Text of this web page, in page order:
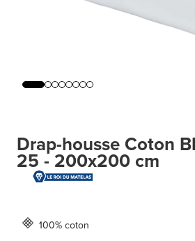
Drap-housse Coton
25 - 200x200 cm
100% coton